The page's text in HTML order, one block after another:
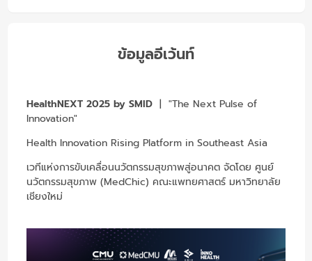
ข้อมูลอีเว้นท์
HealthNEXT 2025 by SMID | "The Next Pulse of
Innovation"
Health Innovation Rising Platform in Southeast Asia
เวทีแห่งการขับเคลื่อนนวัตกรรมสุขภาพสู่อนาคต จัดโดย ศูนย์
นวัตกรรมสุขภาพ (MedChic) คณะแพทยศาสตร์ มหาวิทยาลัย
เชียงใหม่